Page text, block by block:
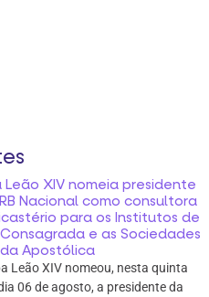
Leão XIV nomeia presidente
Nacional como consultora
para os Institutos de
e as Sociedades
Apostólica
Leão XIV nomeou, nesta quinta
06 de agosto, a presidente da